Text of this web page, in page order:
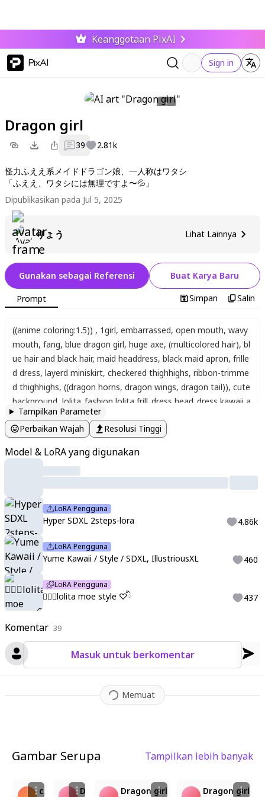
Keanggotaan PixAI
PixAI Sign in
Dragon girl
39 2.81k
怪力ふええ系メイドドラゴン娘、一人称はワタシ
「ふええ、ワタシには無理ですよ〜💦」
Dipublikasikan pada Jul 5, 2025
りょう Lihat Lainnya
Komentar 39
Masuk untuk berkomentar
Memuat
Gunakan sebagai Referensi Buat Karya Baru
Prompt Simpan Salin
((anime coloring:1.5)) , 1girl, embarrassed, open mouth, wavy
mouth, fang, blue dragon girl, huge axe, (multicolored hair), bl
ue hair and black hair, maid headdress, black maid apron, frille
d dress, layerd miniskirt, checkered thighhighs, ribbon-trimme
d thighhighs, ((dragon horns, dragon wings, dragon tail)), cute
background lolita_fashion lolita frill_dress head_dress kawaii a
nime_style,moe_ illustration
Tampilkan Parameter
Perbaikan Wajah
Resolusi Tinggi
Model & LoRA yang digunakan
LoRA Pengguna
Hyper SDXL 2steps-lora 4.86k
LoRA Pengguna
Yume Kawaii / Style / SDXL, IllustriousXL 460
LoRA Pengguna
♡ིྀlolita moe style ♡ིྀ 437
Gambar Serupa Tampilkan lebih banyak
cute
Dragon girl
Dragon girl